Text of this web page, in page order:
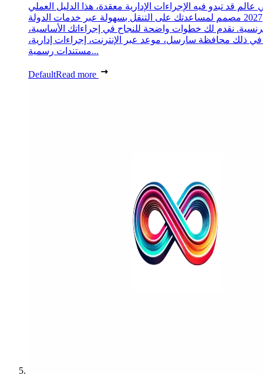
عالم قد تبدو فيه الإجراءات الإدارية معقدة، هذا الدليل العملي
2027 مصمم لمساعدتك على التنقل بسهولة عبر خدمات الدولة
نقدم لك خطوات واضحة للنجاح في إجراءاتك الأساسية،
في ذلك محافظة سارسل، موعد عبر الإنترنت، إجراءات إدارية،
مستندات رسمية...
DefaultRead more